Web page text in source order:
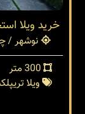
خرید ویلا استخردار 450 متری مدرن
نوشهر /
ویلا